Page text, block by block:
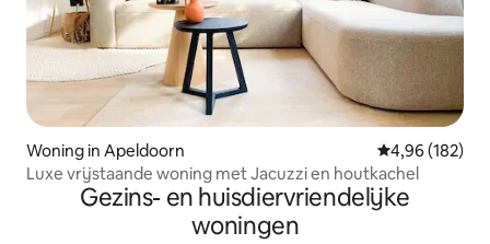
Woning in Apeldoorn Gemiddelde
4,96 (182)
Luxe vrijstaande woning met Jacuzzi en houtkachel
Gezins- en huisdiervriendelijke
woningen